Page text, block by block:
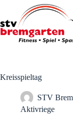
springen
Kreisspieltag
STV
Aktivriege